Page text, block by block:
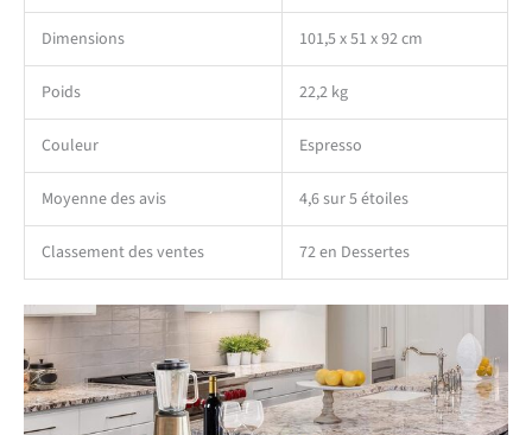
Dimensions 101,5 x 51 x 92 cm
Poids 22,2 kg
Couleur Espresso
Moyenne des avis 4,6 sur 5 étoiles
Classement des ventes 72 en Dessertes